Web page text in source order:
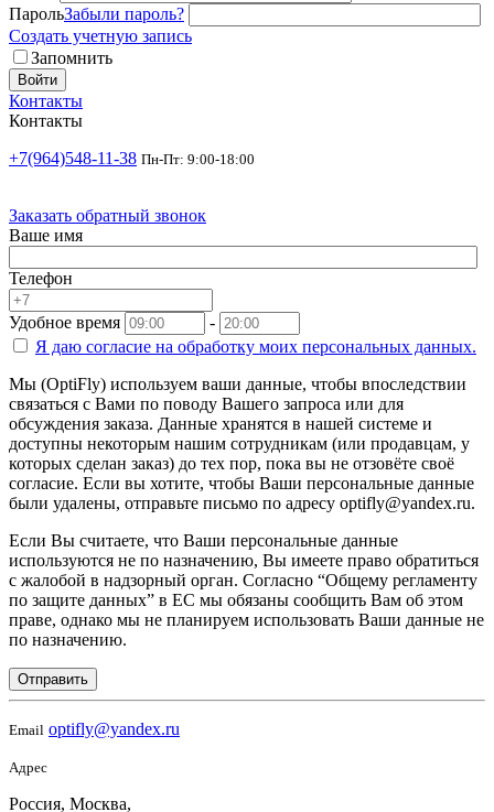
ПарольЗабыли пароль?
Создать учетную запись
Запомнить
Войти
Контакты
Контакты
+7(964)548-11-38 Пн-Пт: 9:00-18:00
Заказать обратный звонок
Ваше имя
Телефон
Удобное время
-
Я даю согласие на обработку моих персональных данных.
Мы (OptiFly) используем ваши данные, чтобы впоследствии
связаться с Вами по поводу Вашего запроса или для
обсуждения заказа. Данные хранятся в нашей системе и
доступны некоторым нашим сотрудникам (или продавцам, у
которых сделан заказ) до тех пор, пока вы не отзовёте своё
согласие. Если вы хотите, чтобы Ваши персональные данные
были удалены, отправьте письмо по адресу optifly@yandex.ru.
Если Вы считаете, что Ваши персональные данные
используются не по назначению, Вы имеете право обратиться
с жалобой в надзорный орган. Согласно “Общему регламенту
по защите данных” в ЕС мы обязаны сообщить Вам об этом
праве, однако мы не планируем использовать Ваши данные не
по назначению.
Отправить
Email optifly@yandex.ru
Адрес
Россия, Москва,